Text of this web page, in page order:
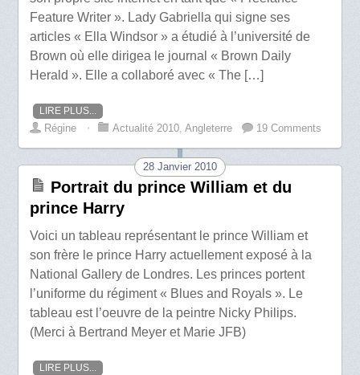
Feature Writer ». Lady Gabriella qui signe ses
articles « Ella Windsor » a étudié à l’université de
Brown où elle dirigea le journal « Brown Daily
Herald ». Elle a collaboré avec « The […]
LIRE PLUS...
Régine ⋅ Actualité 2010 ,Angleterre 19 Comments
28 Janvier 2010
Portrait du prince William et du
prince Harry
Voici un tableau représentant le prince William et
son frère le prince Harry actuellement exposé à la
National Gallery de Londres. Les princes portent
l’uniforme du régiment « Blues and Royals ». Le
tableau est l’oeuvre de la peintre Nicky Philips.
(Merci à Bertrand Meyer et Marie JFB)
LIRE PLUS...